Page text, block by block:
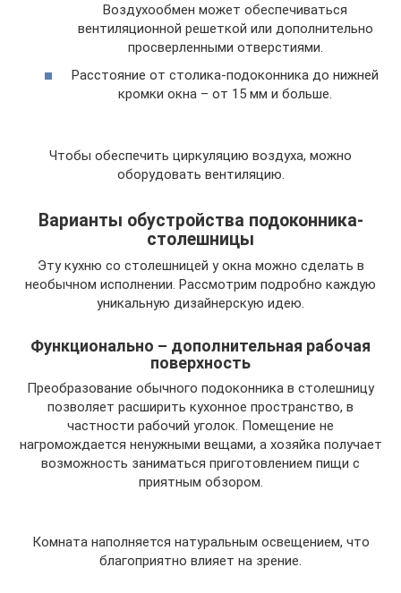
Воздухообмен может обеспечиваться
вентиляционной решеткой или дополнительно
просверленными отверстиями.
Расстояние от столика-подоконника до нижней
кромки окна – от 15 мм и больше.
Чтобы обеспечить циркуляцию воздуха, можно
оборудовать вентиляцию.
Варианты обустройства подоконника-
столешницы
Эту кухню со столешницей у окна можно сделать в
необычном исполнении. Рассмотрим подробно каждую
уникальную дизайнерскую идею.
Функционально – дополнительная рабочая
поверхность
Преобразование обычного подоконника в столешницу
позволяет расширить кухонное пространство, в
частности рабочий уголок. Помещение не
нагромождается ненужными вещами, а хозяйка получает
возможность заниматься приготовлением пищи с
приятным обзором.
Комната наполняется натуральным освещением, что
благоприятно влияет на зрение.